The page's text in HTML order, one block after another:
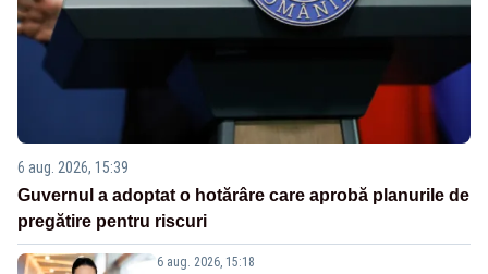
6 aug. 2026, 15:39
Guvernul a adoptat o hotărâre care aprobă planurile de
pregătire pentru riscuri
6 aug. 2026, 15:18